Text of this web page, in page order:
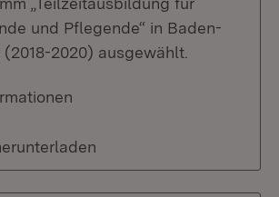
und Pflegende“ in Baden-
2020) ausgewählt.